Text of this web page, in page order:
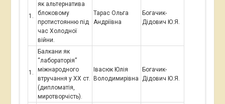
як альтернатива
блоковому
протистоянню під
час Холодної
війни.
Тарас Ольга
Андріївна
Богачик-
Дідович Ю.Я.
Балкани як
“лабораторія”
міжнародного
втручання у ХХ ст.
(дипломатія,
миротворчість).
Івасюк Юлія
Володимирівна
Богачик-
Дідович Ю.Я.